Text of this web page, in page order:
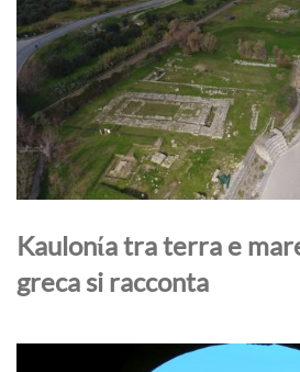
Kaulonίa tra terra e
greca si racconta